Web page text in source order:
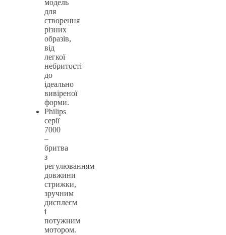
модель
для
створення
різних
образів,
від
легкої
небритості
до
ідеально
вивіреної
форми.
Philips
серії
7000
–
бритва
з
регулюванням
довжини
стрижки,
зручним
дисплеєм
і
потужним
мотором.